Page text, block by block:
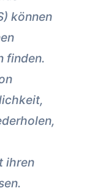
können
finden.
ihren